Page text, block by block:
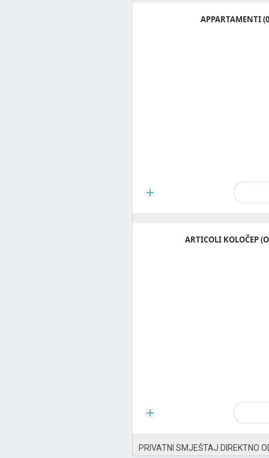
APPARTAMENTI
ARTICOLI KOLOČEP
PRIVATNI SMJEŠTAJ DIREKTNO